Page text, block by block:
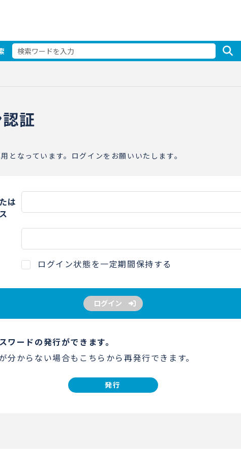
証
となっています。ログインをお願いいたします。
は
ログイン状態を一定期間保持する
ログイン
ワードの発行ができます。
分からない場合もこちらから再発行できます。
発行